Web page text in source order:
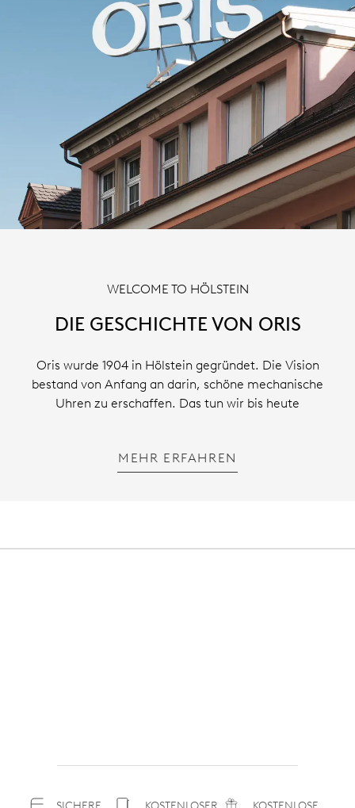
WELCOME TO HÖLSTEIN
DIE GESCHICHTE VON ORIS
Oris wurde 1904 in Hölstein gegründet. Die Vision
bestand von Anfang an darin, schöne mechanische
Uhren zu erschaffen. Das tun wir bis heute
MEHR ERFAHREN